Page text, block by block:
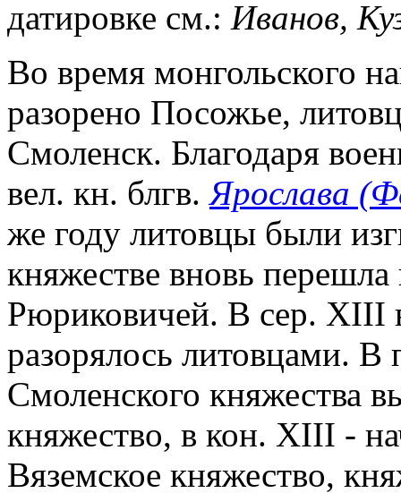
датировке см.: Иванов,
Во время монгольского
разорено Посожье,
Смоленск. Благодаря
вел. кн. блгв. Ярослава
же году литовцы были
княжестве вновь
Рюриковичей. В сер. XIII
разорялось литовцами. В
Смоленского княжества
княжество, в кон. XIII -
Вяземское княжество,